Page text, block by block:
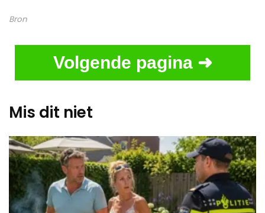
Bron
Volgende pagina ➜
Mis dit niet